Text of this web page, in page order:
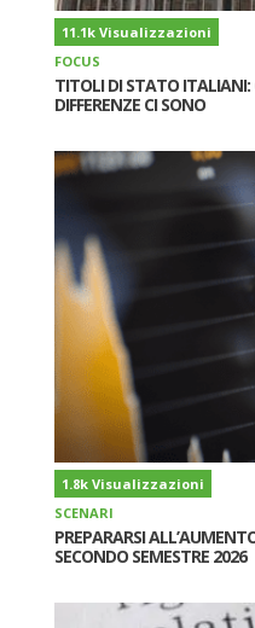
11.1k Visualizzazioni
FOCUS
TITOLI DI STATO
DIFFERENZE CI SONO
1.8k Visualizzazioni
SCENARI
PREPARARSI
SECONDO SEMESTRE 2026